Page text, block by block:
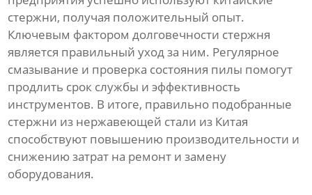
стержни, получая положительный опыт.
Ключевым фактором долговечности стержня
является правильный уход за ним. Регулярное
смазывание и проверка состояния пилы помогут
продлить срок службы и эффективность
инструментов. В итоге, правильно подобранные
стержни из нержавеющей стали из Китая
способствуют повышению производительности и
снижению затрат на ремонт и замену
оборудования.